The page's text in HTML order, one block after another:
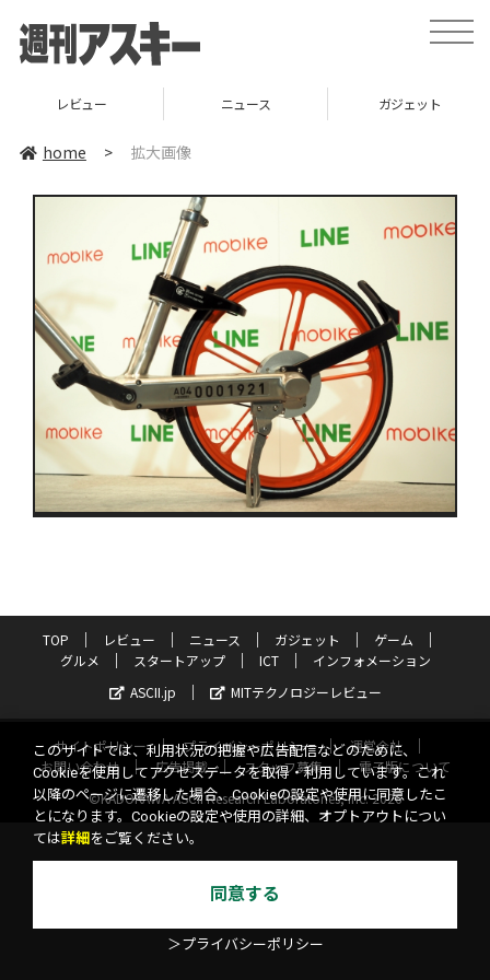
toggle
レビュー ニュース ガジェット
home > 拡大画像
TOP レビュー ニュース ガジェット
ゲーム
グルメ
スタートアップ ICT
インフォメーション
ASCII.jp
MITテクノロジーレビュー
サイトポリシー プライバシーポリシー
運営会社
お問い合わせ
広告掲載 スタッフ募集
電子版について
©KADOKAWA ASCII Research Laboratories, Inc. 2026
このサイトでは、利用状況の把握や広告配信などのために、
Cookieを使用してアクセスデータを取得・利用しています。これ
以降のページに遷移した場合、Cookieの設定や使用に同意したこ
とになります。Cookieの設定や使用の詳細、オプトアウトについ
ては詳細 をご覧ください。
同意する
＞プライバシーポリシー